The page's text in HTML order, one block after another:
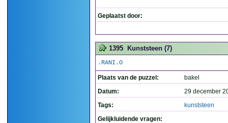
Geplaatst door:
1395 Kunststeen (7)
.RANI.O
Plaats van de puzzel:
bakel
Datum:
29 december
Tags:
kunststeen
Gelijkluidende vragen: